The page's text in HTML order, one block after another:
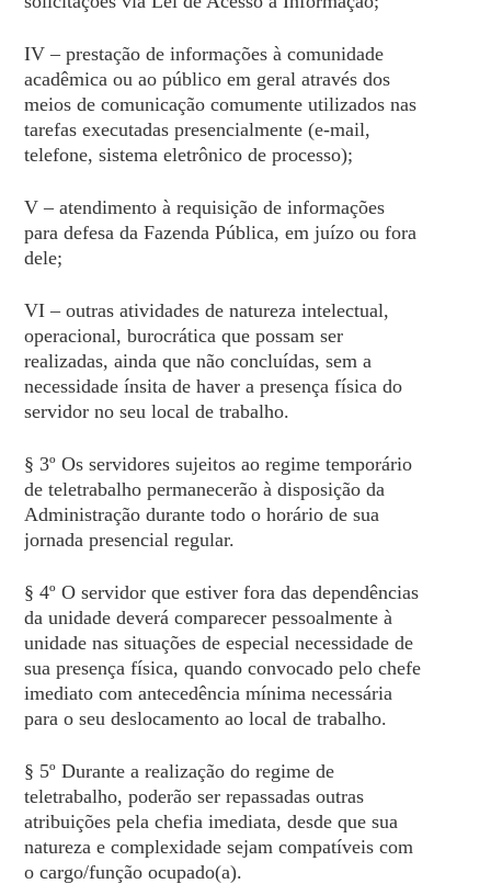
IV – prestação de informações à comunidade
acadêmica ou ao público em geral através dos
meios de comunicação comumente utilizados nas
tarefas executadas presencialmente (e-mail,
telefone, sistema eletrônico de processo);
V – atendimento à requisição de informações
para defesa da Fazenda Pública, em juízo ou fora
dele;
VI – outras atividades de natureza intelectual,
operacional, burocrática que possam ser
realizadas, ainda que não concluídas, sem a
necessidade ínsita de haver a presença física do
servidor no seu local de trabalho.
§ 3º Os servidores sujeitos ao regime temporário
de teletrabalho permanecerão à disposição da
Administração durante todo o horário de sua
jornada presencial regular.
§ 4º O servidor que estiver fora das dependências
da unidade deverá comparecer pessoalmente à
unidade nas situações de especial necessidade de
sua presença física, quando convocado pelo chefe
imediato com antecedência mínima necessária
para o seu deslocamento ao local de trabalho.
§ 5º Durante a realização do regime de
teletrabalho, poderão ser repassadas outras
atribuições pela chefia imediata, desde que sua
natureza e complexidade sejam compatíveis com
o cargo/função ocupado(a).